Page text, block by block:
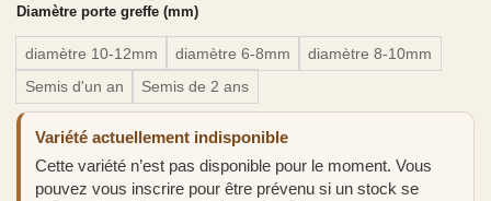
Diamètre porte greffe (mm)
diamètre 10-12mm diamètre 6-8mm
diamètre 8-10mm
Semis d'un an
Semis de 2 ans
Variété actuellement indisponible
Cette variété n’est pas disponible pour le moment. Vous
pouvez vous inscrire pour être prévenu si un stock se